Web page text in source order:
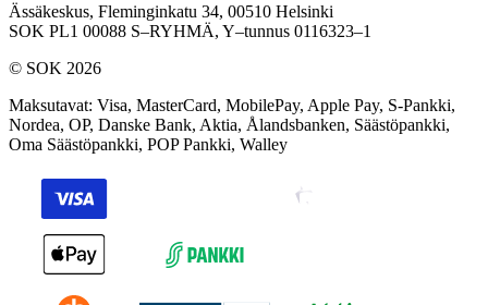
Ässäkeskus, Fleminginkatu 34, 00510 Helsinki
SOK PL1 00088 S–RYHMÄ, Y–tunnus 0116323–1
© SOK 2026
Maksutavat: Visa, MasterCard, MobilePay, Apple Pay, S-Pankki,
Nordea, OP, Danske Bank, Aktia, Ålandsbanken, Säästöpankki,
Oma Säästöpankki, POP Pankki, Walley